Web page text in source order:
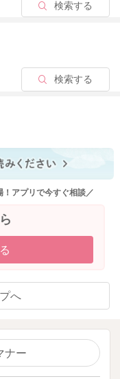
検索する
検索する
アプリで今すぐ相談／
へ
ナー